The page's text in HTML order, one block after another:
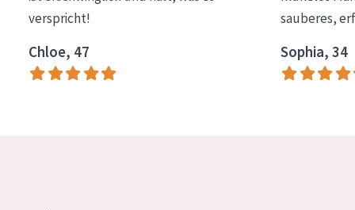
verspricht!
Chloe, 47
sauberes,
Sophia, 34